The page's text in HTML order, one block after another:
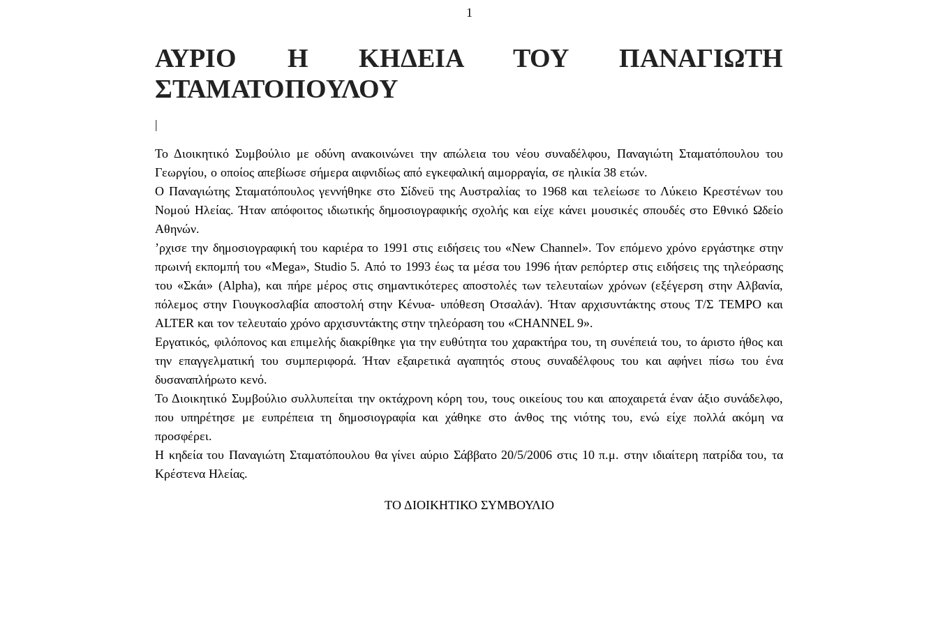
1
ΑΥΡΙΟ Η ΚΗΔΕΙΑ ΤΟΥ ΠΑΝΑΓΙΩΤΗ
ΣΤΑΜΑΤΟΠΟΥΛΟΥ
|
Το Διοικητικό Συμβούλιο με οδύνη ανακοινώνει την απώλεια του νέου συναδέλφου, Παναγιώτη Σταματόπουλου του
Γεωργίου, ο οποίος απεβίωσε σήμερα αιφνιδίως από εγκεφαλική αιμορραγία, σε ηλικία 38 ετών.
Ο Παναγιώτης Σταματόπουλος γεννήθηκε στο Σίδνεϋ της Αυστραλίας το 1968 και τελείωσε το Λύκειο Κρεστένων του
Νομού Ηλείας. Ήταν απόφοιτος ιδιωτικής δημοσιογραφικής σχολής και είχε κάνει μουσικές σπουδές στο Εθνικό Ωδείο
Αθηνών.
’ρχισε την δημοσιογραφική του καριέρα το 1991 στις ειδήσεις του «New Channel». Τον επόμενο χρόνο εργάστηκε στην
πρωινή εκπομπή του «Mega», Studio 5. Από το 1993 έως τα μέσα του 1996 ήταν ρεπόρτερ στις ειδήσεις της τηλεόρασης
του «Σκάι» (Alpha), και πήρε μέρος στις σημαντικότερες αποστολές των τελευταίων χρόνων (εξέγερση στην Αλβανία,
πόλεμος στην Γιουγκοσλαβία αποστολή στην Κένυα- υπόθεση Οτσαλάν). Ήταν αρχισυντάκτης στους Τ/Σ TEMPO και
ALTER και τον τελευταίο χρόνο αρχισυντάκτης στην τηλεόραση του «CHANNEL 9».
Εργατικός, φιλόπονος και επιμελής διακρίθηκε για την ευθύτητα του χαρακτήρα του, τη συνέπειά του, το άριστο ήθος και
την επαγγελματική του συμπεριφορά. Ήταν εξαιρετικά αγαπητός στους συναδέλφους του και αφήνει πίσω του ένα
δυσαναπλήρωτο κενό.
Το Διοικητικό Συμβούλιο συλλυπείται την οκτάχρονη κόρη του, τους οικείους του και αποχαιρετά έναν άξιο συνάδελφο,
που υπηρέτησε με ευπρέπεια τη δημοσιογραφία και χάθηκε στο άνθος της νιότης του, ενώ είχε πολλά ακόμη να
προσφέρει.
Η κηδεία του Παναγιώτη Σταματόπουλου θα γίνει αύριο Σάββατο 20/5/2006 στις 10 π.μ. στην ιδιαίτερη πατρίδα του, τα
Κρέστενα Ηλείας.
ΤΟ ΔΙΟΙΚΗΤΙΚΟ ΣΥΜΒΟΥΛΙΟ